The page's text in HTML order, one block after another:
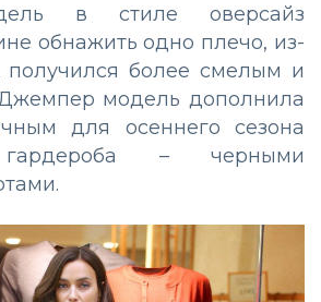
в стиле оверсайз
обнажить одно плечо, из-
получился более смелым и
модель дополнила
для осеннего сезона
– черными